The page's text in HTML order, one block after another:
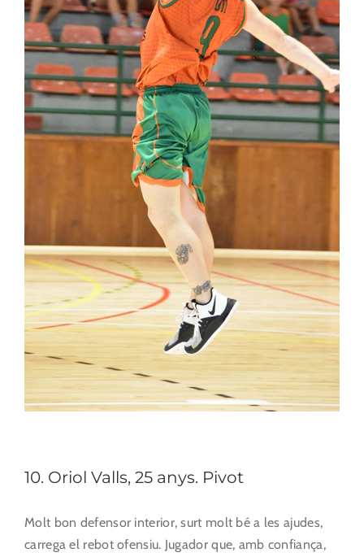
10. Oriol Valls, 25 anys. Pivot
Molt bon defensor interior, surt molt bé a les ajudes,
carrega el rebot ofensiu. Jugador que, amb confiança,